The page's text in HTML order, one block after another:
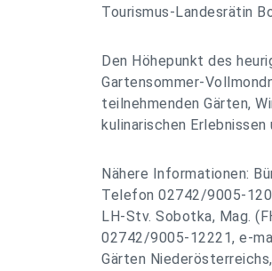
Tourismus-Landesrätin
Den Höhepunkt des
Gartensommer-
teilnehmenden Gärten,
kulinarischen
Nähere Informationen:
Telefon 02742/9005-
LH-Stv. Sobotka, Mag.
02742/9005-12221, e-
Gärten